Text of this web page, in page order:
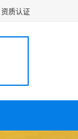
资质认证